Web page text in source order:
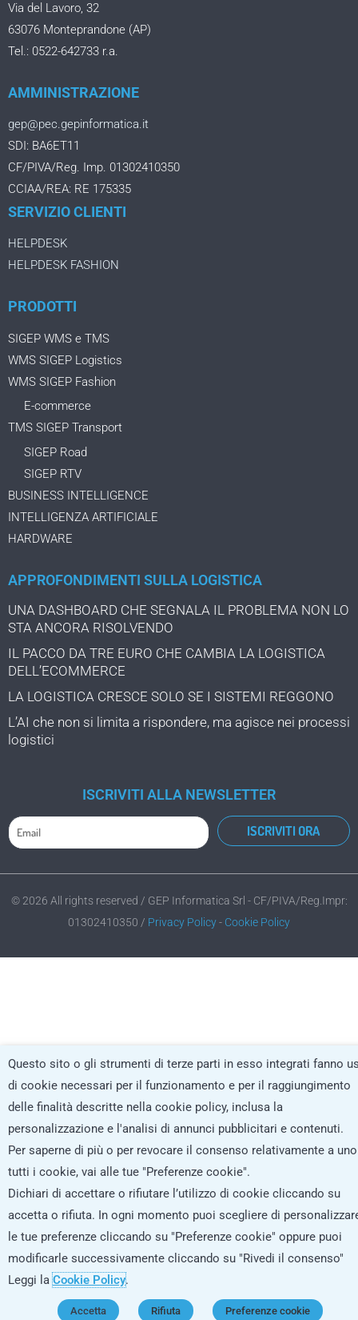
Via del Lavoro, 32
63076 Monteprandone (AP)
Tel.: 0522-642733 r.a.
AMMINISTRAZIONE
gep@pec.gepinformatica.it
SDI: BA6ET11
CF/PIVA/Reg. Imp. 01302410350
CCIAA/REA: RE 175335
SERVIZIO CLIENTI
HELPDESK
HELPDESK FASHION
PRODOTTI
SIGEP WMS e TMS
WMS SIGEP Logistics
WMS SIGEP Fashion
E-commerce
TMS SIGEP Transport
SIGEP Road
SIGEP RTV
BUSINESS INTELLIGENCE
INTELLIGENZA ARTIFICIALE
HARDWARE
APPROFONDIMENTI SULLA LOGISTICA
UNA DASHBOARD CHE SEGNALA IL PROBLEMA NON LO
STA ANCORA RISOLVENDO
IL PACCO DA TRE EURO CHE CAMBIA LA LOGISTICA
DELL’ECOMMERCE
LA LOGISTICA CRESCE SOLO SE I SISTEMI REGGONO
L’AI che non si limita a rispondere, ma agisce nei processi
logistici
ISCRIVITI ALLA NEWSLETTER
© 2026 All rights reserved / GEP Informatica Srl - CF/PIVA/Reg.Impr:
01302410350 / Privacy Policy- Cookie Policy
Questo sito o gli strumenti di terze parti in esso integrati fanno
di cookie necessari per il funzionamento e per il raggiungimento
delle finalità descritte nella cookie policy, inclusa la
personalizzazione e l'analisi di annunci pubblicitari e contenuti.
Per saperne di più o per revocare il consenso relativamente a
tutti i cookie, vai alle tue "Preferenze cookie".
Dichiari di accettare o rifiutare l’utilizzo di cookie cliccando su
accetta o rifiuta. In ogni momento puoi scegliere di
le tue preferenze cliccando su "Preferenze cookie" oppure puoi
modificarle successivamente cliccando su "Rivedi il consenso"
Leggi laCookie Policy.
Accetta Rifiuta Preferenze cookie